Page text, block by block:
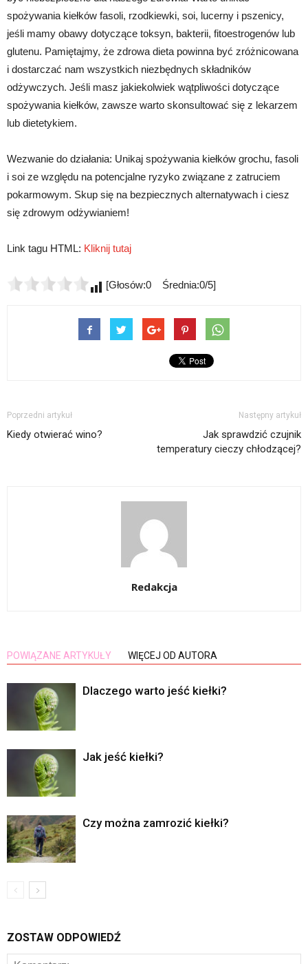
spożywania kiełków fasoli, rzodkiewki, soi, lucerny i pszenicy,
jeśli mamy obawy dotyczące toksyn, bakterii, fitoestrogenów lub
glutenu. Pamiętajmy, że zdrowa dieta powinna być zróżnicowana
i dostarczać nam wszystkich niezbędnych składników
odżywczych. Jeśli masz jakiekolwiek wątpliwości dotyczące
spożywania kiełków, zawsze warto skonsultować się z lekarzem
lub dietetykiem.
Wezwanie do działania: Unikaj spożywania kiełków grochu, fasoli
i soi ze względu na potencjalne ryzyko związane z zatruciem
pokarmowym. Skup się na bezpiecznych alternatywach i ciesz
się zdrowym odżywianiem!
Link tagu HTML: Kliknij tutaj
[Głosów:0 Średnia:0/5]
Poprzedni artykuł
Kiedy otwierać wino?
Następny artykuł
Jak sprawdzić czujnik
temperatury cieczy chłodzącej?
Redakcja
POWIĄZANE ARTYKUŁY WIĘCEJ OD AUTORA
Dlaczego warto jeść kiełki?
Jak jeść kiełki?
Czy można zamrozić kiełki?
ZOSTAW ODPOWIEDŹ